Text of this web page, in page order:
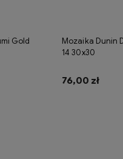
Gold
Mozaika Dunin
14 30x30
76,00 zł